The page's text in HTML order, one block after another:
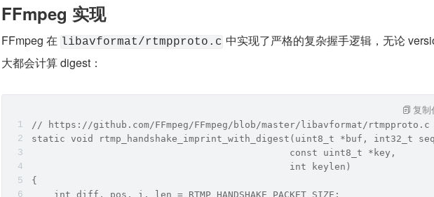
FFmpeg 实现
FFmpeg 在 libavformat/rtmpproto.c 中实现了严格的复杂握手逻辑，无论
大都会计算 digest：
// https://github.com/FFmpeg/FFmpeg/blob/master/libavformat/rtmpproto.c
static void rtmp_handshake_imprint_with_digest(uint8_t *buf, int32_t
                                              const uint8_t *key,
                                              int keylen)
{
    int diff, pos, i, len = RTMP_HANDSHAKE_PACKET_SIZE;
复制